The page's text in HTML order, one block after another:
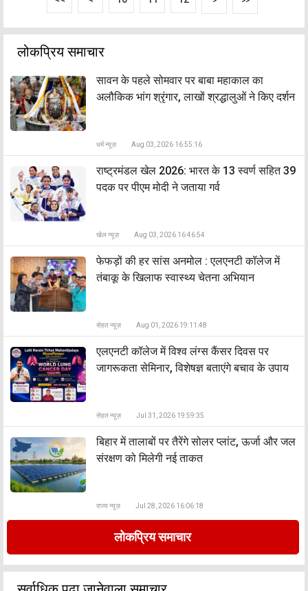
लोकप्रिय समाचार
सावन के पहले सोमवार पर बाबा महाकाल का
अलौकिक भांग श्रृंगार, लाखों श्रद्धालुओं ने किए दर्शन
धर्म न्यूज़ Aug 03, 2026 16:55:16
राष्ट्रमंडल खेल 2026: भारत के 13 स्वर्ण सहित 39
पदक पर पीएम मोदी ने जताया गर्व
खेल न्यूज़ Aug 03, 2026 16:46:54
फेफड़ों की हर सांस अनमोल : एलएनटी कॉलेज में
तंबाकू के खिलाफ स्वास्थ्य चेतना अभियान
सेहत न्यूज़ Aug 01, 2026 19:11:48
एलएनटी कॉलेज में विश्व लंग्स कैंसर दिवस पर
जागरूकता सेमिनार, विशेषज्ञ बताएंगे बचाव के उपाय
सेहत न्यूज़ Jul 31, 2026 19:59:35
बिहार में तालाबों पर तैरेंगे सोलर प्लांट, ऊर्जा और जल
संरक्षण को मिलेगी नई ताकत
राज्य न्यूज़ Jul 28, 2026 16:06:18
लोकप्रिय समाचार